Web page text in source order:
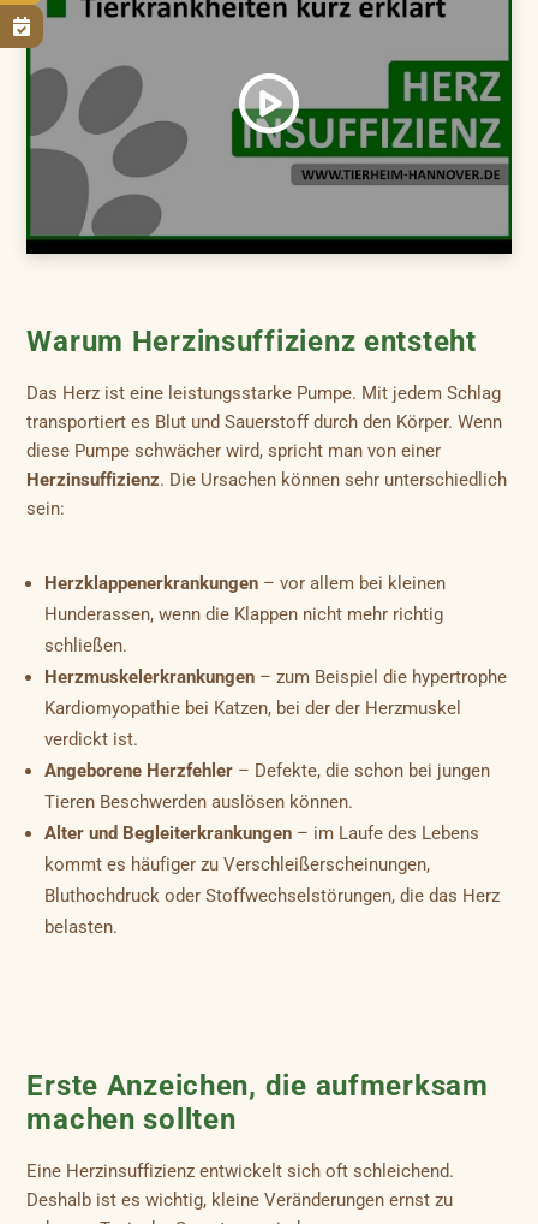

Warum Herzinsuffizienz entsteht
Das Herz ist eine leistungsstarke Pumpe. Mit jedem Schlag
transportiert es Blut und Sauerstoff durch den Körper. Wenn
diese Pumpe schwächer wird, spricht man von einer
Herzinsuffizienz. Die Ursachen können sehr unterschiedlich
sein:
Herzklappenerkrankungen – vor allem bei kleinen
Hunderassen, wenn die Klappen nicht mehr richtig
schließen.
Herzmuskelerkrankungen – zum Beispiel die hypertrophe
Kardiomyopathie bei Katzen, bei der der Herzmuskel
verdickt ist.
Angeborene Herzfehler – Defekte, die schon bei jungen
Tieren Beschwerden auslösen können.
Alter und Begleiterkrankungen – im Laufe des Lebens
kommt es häufiger zu Verschleißerscheinungen,
Bluthochdruck oder Stoffwechselstörungen, die das Herz
belasten.
Erste Anzeichen, die aufmerksam
machen sollten
Eine Herzinsuffizienz entwickelt sich oft schleichend.
Deshalb ist es wichtig, kleine Veränderungen ernst zu